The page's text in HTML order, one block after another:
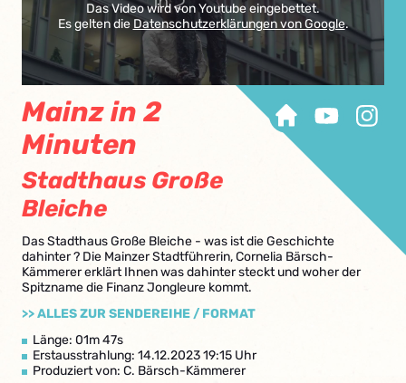
Das Video wird von Youtube eingebettet.
Es gelten die Datenschutzerklärungen von Google.
Mainz in 2
Minuten
Stadthaus Große
Bleiche
Das Stadthaus Große Bleiche - was ist die Geschichte
dahinter ? Die Mainzer Stadtführerin, Cornelia Bärsch-
Kämmerer erklärt Ihnen was dahinter steckt und woher der
Spitzname die Finanz Jongleure kommt.
>> ALLES ZUR SENDEREIHE / FORMAT
Länge: 01m 47s
Erstausstrahlung: 14.12.2023 19:15 Uhr
Produziert von: C. Bärsch-Kämmerer